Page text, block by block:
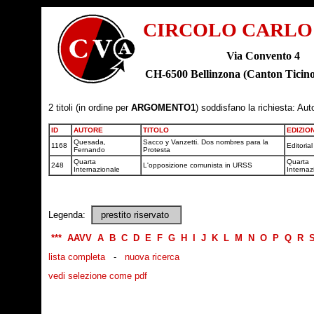
CIRCOLO
Via Convento 4
CH-6500 Bellinzona (Canton
2 titoli (in ordine per ARGOMENTO1) soddisfano la richiesta:
ID AUTORE TITOLO
1168
Quesada,
Fernando
Sacco y Vanzetti. Dos nombres para la
Protesta
248
Quarta
Internazionale
L'opposizione comunista in URSS
Quarta
Legenda: prestito riservato
*** AAVV A B C D E F G H J K L M N O P Q R
lista completa- nuova ricerca
vedi selezione come pdf